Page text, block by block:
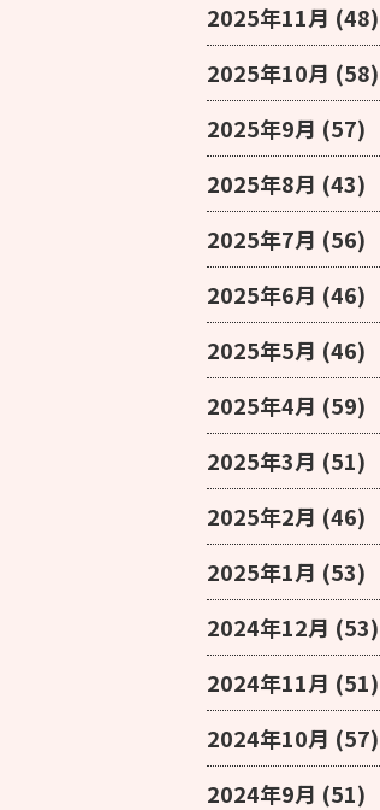
2025年11月 (48)
2025年10月 (58)
2025年9月 (57)
2025年8月 (43)
2025年7月 (56)
2025年6月 (46)
2025年5月 (46)
2025年4月 (59)
2025年3月 (51)
2025年2月 (46)
2025年1月 (53)
2024年12月 (53)
2024年11月 (51)
2024年10月 (57)
2024年9月 (51)